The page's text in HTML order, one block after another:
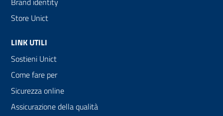
Store Unict
LINK UTILI
Sostieni Unict
Come fare per
Sicurezza online
Assicurazione della qualità